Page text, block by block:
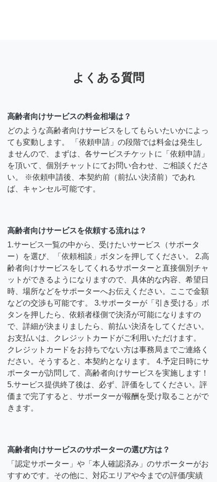
よくある質問
高齢者向けサービスの料金相場は？
どのような高齢者向けサービスをしてもらいたいかによっ
ても変動します。 「依頼申請」の段階では料金は発生し
ませんので、まずは、各サービスチケットに「依頼申請」
を頂いて、個別チャットにてお問い合わせ、ご相談くださ
い。 ※依頼申請後、本契約前（前払い決済前）であれ
ば、キャンセル可能です。
高齢者向けサービスを依頼する流れは？
1.サービス一覧の中から、受けたいサービス（サポータ
ー）を選び、「依頼相談」ボタンを押してください。 2.高
齢者向けサービスをしてくれるサポーターと直接個別チャ
ットができるようになりますので、具体的な内容、希望日
時、場所などをサポーターへお伝えください。ここで金額
などの交渉も可能です。 3.サポーターが「引き受ける」ボ
タンを押したら、依頼者様側で決済が可能になりますの
で、詳細が決まりましたら、前払い決済をしてください。
お支払いは、クレジットカードがご利用いただけます。
クレジットカードをお持ちでない方は事務局までご連絡く
ださい。そうすると、本契約となります。 4.予定日時にサ
ポーターが訪問して、高齢者向けサービスを実施します！
5.サービス提供終了後は、必ず、評価をしてください。評
価まで完了すると、サポーターが報酬を受け取ることがで
きます。
高齢者向けサービスのサポーターの選び方は？
「認定サポーター」や「本人確認済み」のサポーターがお
すすめです。その他に、対応エリアや今までの評価/実績